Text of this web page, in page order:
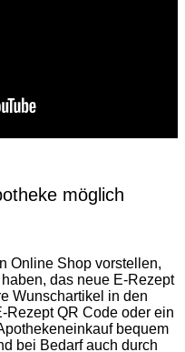
möglich
Online Shop vorstellen,
das neue E-Rezept
Wunschartikel in den
Rezept QR Code oder ein
bequem
bei Bedarf auch durch